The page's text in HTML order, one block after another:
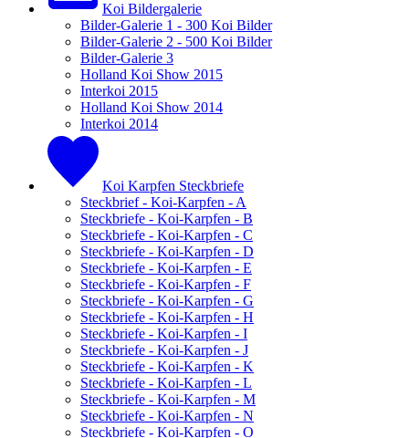
Koi Bildergalerie
Bilder-Galerie 1 - 300 Koi Bilder
Bilder-Galerie 2 - 500 Koi Bilder
Bilder-Galerie 3
Holland Koi Show 2015
Interkoi 2015
Holland Koi Show 2014
Interkoi 2014
Koi Karpfen Steckbriefe
Steckbrief - Koi-Karpfen - A
Steckbriefe - Koi-Karpfen - B
Steckbriefe - Koi-Karpfen - C
Steckbriefe - Koi-Karpfen - D
Steckbriefe - Koi-Karpfen - E
Steckbriefe - Koi-Karpfen - F
Steckbriefe - Koi-Karpfen - G
Steckbriefe - Koi-Karpfen - H
Steckbriefe - Koi-Karpfen - I
Steckbriefe - Koi-Karpfen - J
Steckbriefe - Koi-Karpfen - K
Steckbriefe - Koi-Karpfen - L
Steckbriefe - Koi-Karpfen - M
Steckbriefe - Koi-Karpfen - N
Steckbriefe - Koi-Karpfen - O